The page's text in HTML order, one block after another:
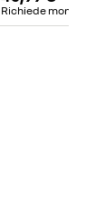
Richiede montaggio